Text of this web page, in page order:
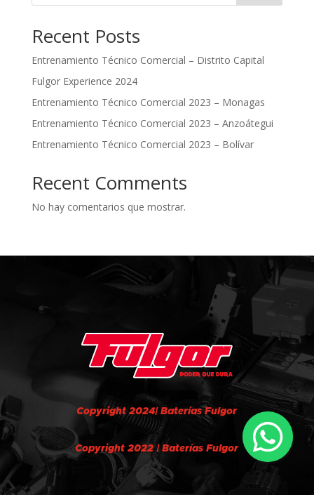
Recent Posts
Entrenamiento Técnico Comercial – Distrito Capital
Fulgor Experience 2024
Entrenamiento Técnico Comercial 2023 – Monagas
Entrenamiento Técnico Comercial 2023 – Anzoátegui
Entrenamiento Técnico Comercial 2023 – Bolívar
Recent Comments
No hay comentarios que mostrar.
Copyright 2024| Baterías Fulgor
Copyright 2022 | Baterías Fulgor